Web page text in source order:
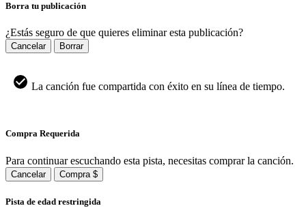
Borra tu publicación
¿Estás seguro de que quieres eliminar esta publicación?
Cancelar Borrar
La canción fue compartida con éxito en su línea de tiempo.
Compra Requerida
Para continuar escuchando esta pista, necesitas comprar la canción.
Cancelar Compra $
Pista de edad restringida